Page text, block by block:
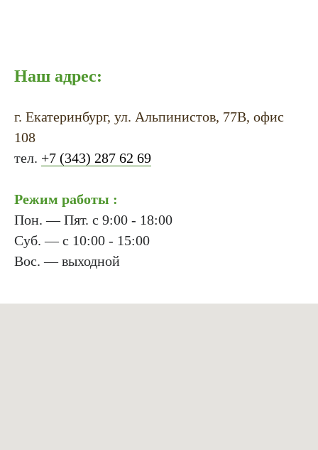
Наш адрес:
г. Екатеринбург, ул. Альпинистов, 77В, офис
108
тел. +7 (343) 287 62 69
Режим работы :
Пон. — Пят. с 9:00 - 18:00
Суб. — с 10:00 - 15:00
Вос. — выходной